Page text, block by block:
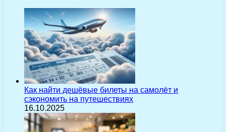
Как найти дешёвые билеты на самолёт и
сэкономить на путешествиях
16.10.2025